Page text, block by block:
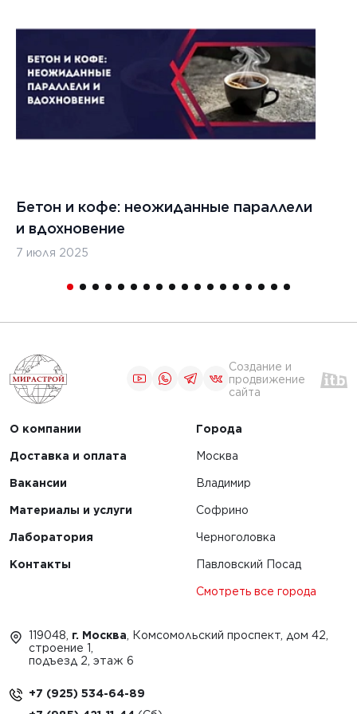
для
Бетон и кофе: неожиданные параллели
и вдохновение
7 июля 2025
Создание и
продвижение
сайта
О компании
Доставка и оплата
Вакансии
Материалы и услуги
Лаборатория
Контакты
Города
Москва
Владимир
Софрино
Черноголовка
Павловский Посад
Смотреть все города
119048, г. Москва , Комсомольский проспект, дом 42,
строение 1,
подъезд 2, этаж 6
+7 (925) 534-64-89